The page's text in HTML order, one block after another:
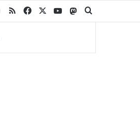
RSS Facebook YouTubeMastodon